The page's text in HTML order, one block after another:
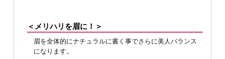
＜メリハリを眉に！＞
眉を全体的にナチュラルに書く事でさらに美人バランス
になります。